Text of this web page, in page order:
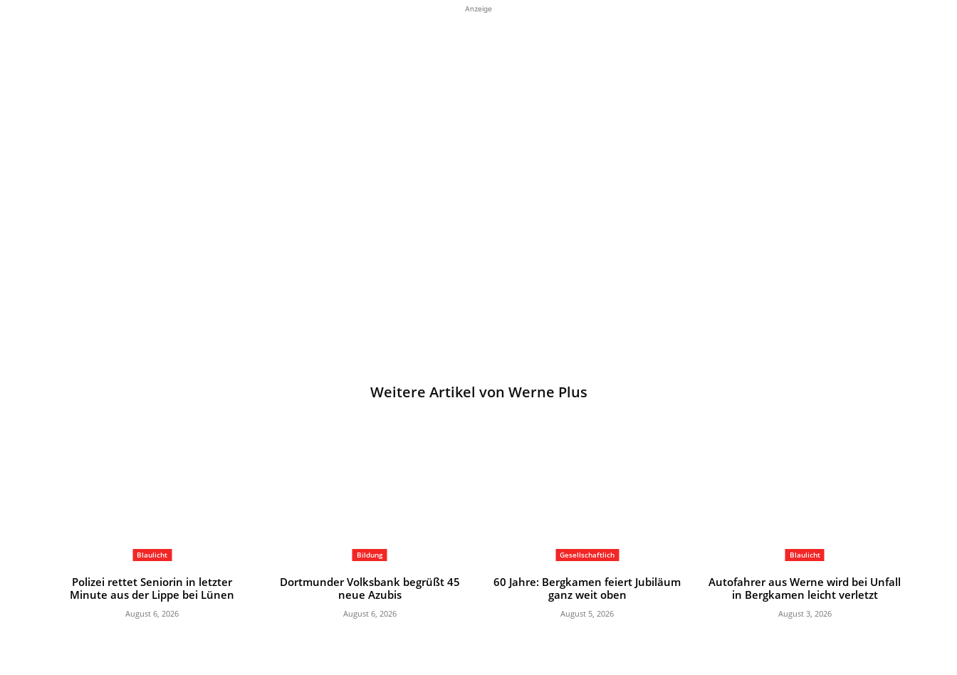
Anzeige
Weitere Artikel von Werne Plus
Blaulicht
Polizei rettet Seniorin in letzter
Minute aus der Lippe bei Lünen
August 6, 2026
Bildung
Dortmunder Volksbank begrüßt 45
neue Azubis
August 6, 2026
Gesellschaftlich
60 Jahre: Bergkamen feiert Jubiläum
ganz weit oben
August 5, 2026
Blaulicht
Autofahrer aus Werne wird bei Unfall
in Bergkamen leicht verletzt
August 3, 2026